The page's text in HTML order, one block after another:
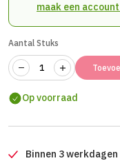
maak een
Aantal Stuks
Op voorraad
Binnen 3